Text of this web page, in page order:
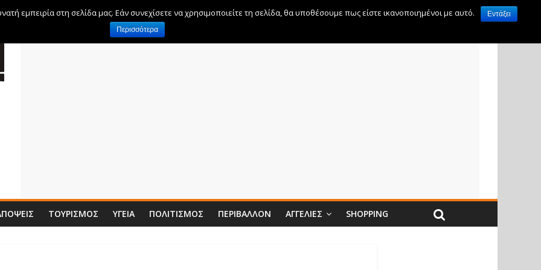
ΤΟΥΡΙΣΜΌΣ ΥΓΕΊΑ ΠΟΛΙΤΙΣΜΌΣ ΠΕΡΙΒΆΛΛΟΝ ΑΓΓΕΛΊΕΣ SHOPPING
εμπειρία στη σελίδα μας. Εάν συνεχίσετε να χρησιμοποιείτε τη σελίδα, θα υποθέσουμε πως είστε ικανοποιημένοι με αυτό.
Εντάξει
Περισσότερα